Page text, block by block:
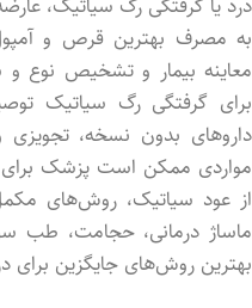
به مصرف بهترین قرص و
معاینه بیمار و تشخیص نوع
برای گرفتگی رگ سیاتیک
داروهای بدون نسخه،
مواردی ممکن است پزشک
از عود سیاتیک، روش‌های
ماساژ درمانی، حجامت، طب
بهترین روش‌های جایگزین